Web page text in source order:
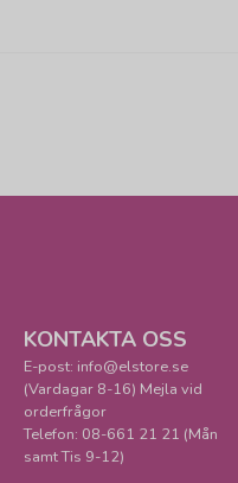
KONTAKTA OSS
E-post: info@elstore.se
(Vardagar 8-16) Mejla vid
orderfrågor
Telefon: 08-661 21 21 (Mån
samt Tis 9-12)